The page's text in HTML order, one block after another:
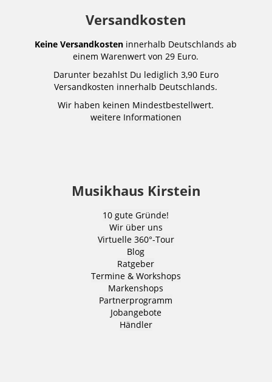
Versandkosten
Keine Versandkosten innerhalb Deutschlands ab
einem Warenwert von 29 Euro.
Darunter bezahlst Du lediglich 3,90 Euro
Versandkosten innerhalb Deutschlands.
Wir haben keinen Mindestbestellwert.
weitere Informationen
Musikhaus Kirstein
10 gute Gründe!
Wir über uns
Virtuelle 360°-Tour
Blog
Ratgeber
Termine & Workshops
Markenshops
Partnerprogramm
Jobangebote
Händler